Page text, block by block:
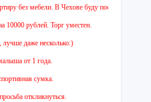
мебели. В Чехове буду после 15-00.
рублей. Торг уместен.
даже несколько:)
от 1 года.
сумка.
откликнуться.